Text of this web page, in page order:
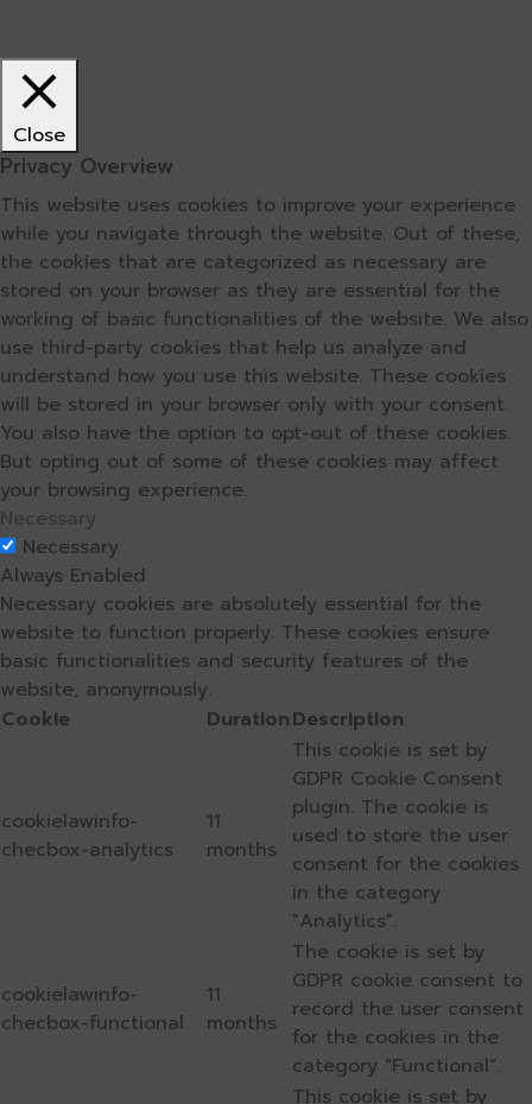
Close
Privacy Overview
This website uses cookies to improve your experience
while you navigate through the website. Out of these,
the cookies that are categorized as necessary are
stored on your browser as they are essential for the
working of basic functionalities of the website. We also
use third-party cookies that help us analyze and
understand how you use this website. These cookies
will be stored in your browser only with your consent.
You also have the option to opt-out of these cookies.
But opting out of some of these cookies may affect
your browsing experience.
Necessary
Necessary
Always Enabled
Necessary cookies are absolutely essential for the
website to function properly. These cookies ensure
basic functionalities and security features of the
website, anonymously.
Cookie
DurationDescription
cookielawinfo-
checbox-analytics
11
months
This cookie is set by
GDPR Cookie Consent
plugin. The cookie is
used to store the user
consent for the cookies
in the category
"Analytics".
cookielawinfo-
checbox-functional
11
months
The cookie is set by
GDPR cookie consent to
record the user consent
for the cookies in the
category "Functional".
This cookie is set by